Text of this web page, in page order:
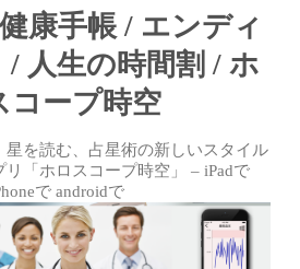
康手帳 / エンディ
/ 人生の時間割 / ホ
コープ時空
星を読む、占星術の新しいスタイル
「ホロスコープ時空」 – iPadで
で androidで